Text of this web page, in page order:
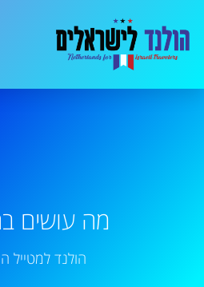
מה עושים
הולנד למטייל